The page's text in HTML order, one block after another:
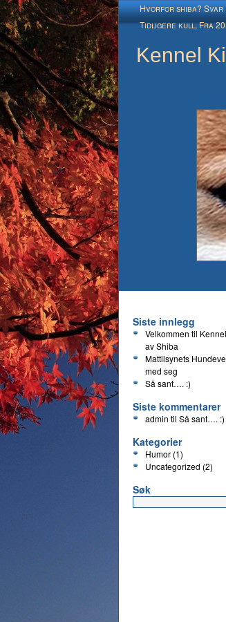
Hvorfor shiba? Svar
Tidligere kull, Fra
Kennel
Siste innlegg
Velkommen til
av Shiba
Mattilsynets
med seg
Så sant…. :)
Siste kommentarer
admin til Så sant…. :)
Kategorier
Humor (1)
Uncategorized (2)
Søk